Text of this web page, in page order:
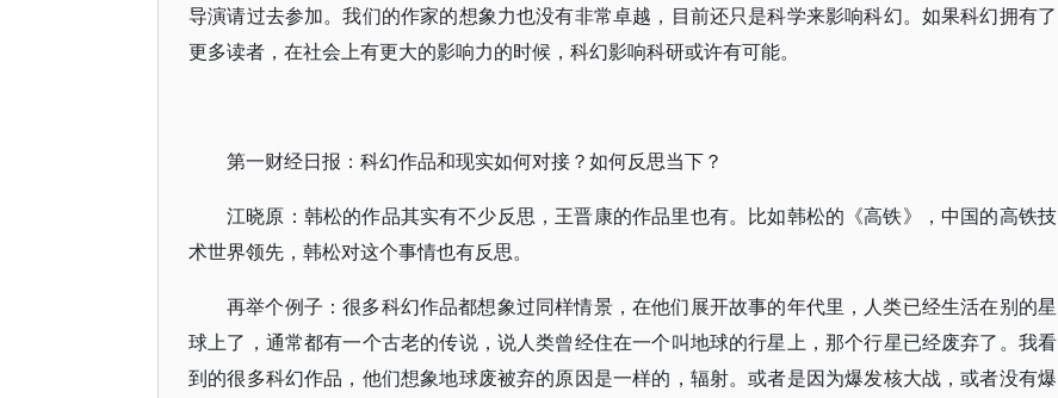
导演请过去参加。我们的作家的想象力也没有非常卓越，目前还只是科学来影响科幻。如果科幻拥有了
更多读者，在社会上有更大的影响力的时候，科幻影响科研或许有可能。
第一财经日报：科幻作品和现实如何对接？如何反思当下？
江晓原：韩松的作品其实有不少反思，王晋康的作品里也有。比如韩松的《高铁》，中国的高铁技
术世界领先，韩松对这个事情也有反思。
再举个例子：很多科幻作品都想象过同样情景，在他们展开故事的年代里，人类已经生活在别的星
球上了，通常都有一个古老的传说，说人类曾经住在一个叫地球的行星上，那个行星已经废弃了。我看
到的很多科幻作品，他们想象地球废被弃的原因是一样的，辐射。或者是因为爆发核大战，或者没有爆